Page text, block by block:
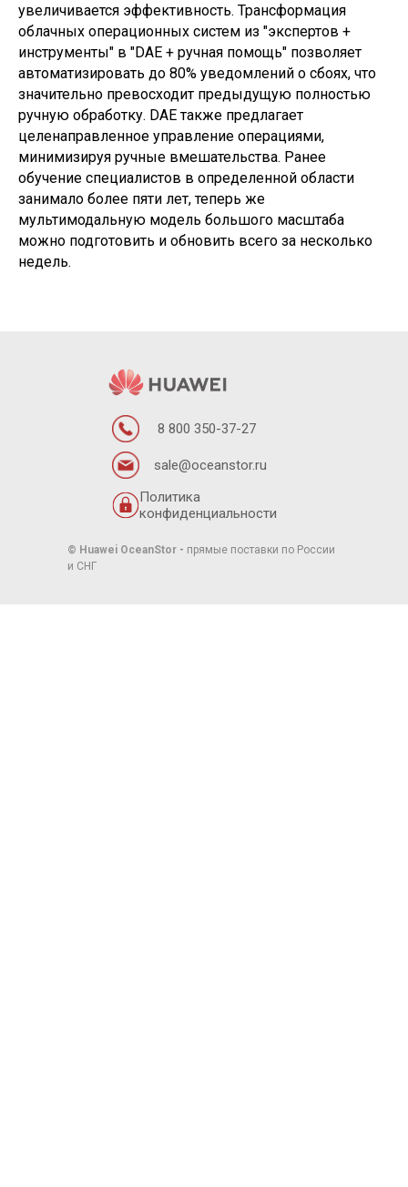
увеличивается эффективность. Трансформация
облачных операционных систем из "экспертов +
инструменты" в "DAE + ручная помощь" позволяет
автоматизировать до 80% уведомлений о сбоях, что
значительно превосходит предыдущую полностью
ручную обработку. DAE также предлагает
целенаправленное управление операциями,
минимизируя ручные вмешательства. Ранее
обучение специалистов в определенной области
занимало более пяти лет, теперь же
мультимодальную модель большого масштаба
можно подготовить и обновить всего за несколько
недель.
© Huawei OceanStor - прямые поставки по России
и СНГ
8 800 350-37-27
sale@oceanstor.ru
Политика
конфиденциальности